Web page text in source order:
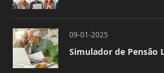
09-01-2025
Simulador de Pensão